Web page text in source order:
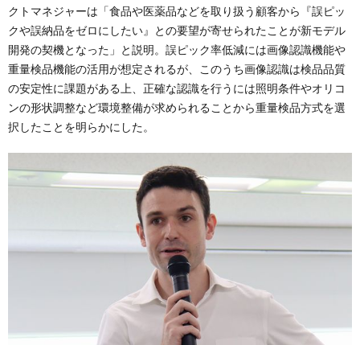
クトマネジャーは「食品や医薬品などを取り扱う顧客から『誤ピッ
クや誤納品をゼロにしたい』との要望が寄せられたことが新モデル
開発の契機となった」と説明。誤ピック率低減には画像認識機能や
重量検品機能の活用が想定されるが、このうち画像認識は検品品質
の安定性に課題がある上、正確な認識を行うには照明条件やオリコ
ンの形状調整など環境整備が求められることから重量検品方式を選
択したことを明らかにした。